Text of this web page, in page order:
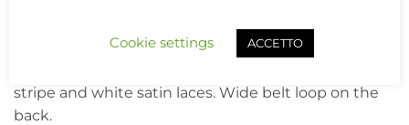
stripe and white satin laces. Wide belt loop on the
back.
Cookie settings ACCETTO